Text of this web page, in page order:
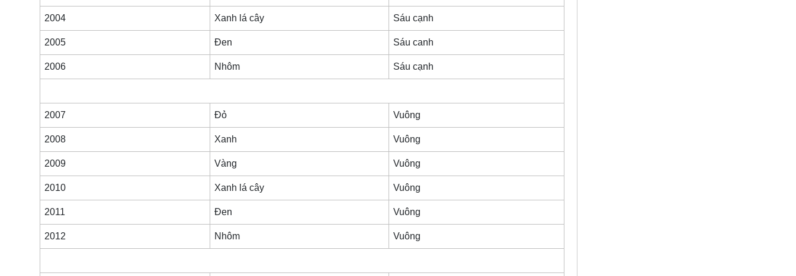
2004 Xanh lá cây Sáu cạnh
2005 Đen Sáu canh
2006 Nhôm Sáu cạnh
2007 Đỏ Vuông
2008 Xanh Vuông
2009 Vàng Vuông
2010 Xanh lá cây Vuông
2011 Đen Vuông
2012 Nhôm Vuông